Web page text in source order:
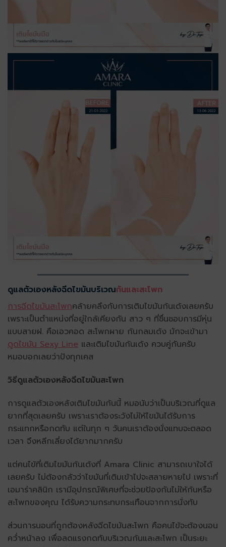
ดูแลตัวเองหลังฉีดไขมันบริเวณก้นและสะโพก
การฉีดไขมันสะโพกคล้ายคลึงกับการเติมไขมันก้นเด้งเลยครับ
เพราะเป็นตำแหน่งที่อยู่ใกล้เคียงกัน สาว ๆ ที่ชื่นชอบการมีหุ่น
แบบสายฝ. คือเอวคอด สะโพกผาย ก้นกลมเด้ง มักจะเข้ามา
ดูดไขมัน Sexy Line และเติมไขมันก้นเด้ง ควบคู่กันครับ
หมอบอกเลยว่าปังทุกเคส
วิธีดูแลตัวเองหลังฉีดไขมันสะโพก
การดูแลตัวเองหลังเติมไขมันก้นนี้ หมอนับว่าเป็นบริเวณที่ดูแล
ยากที่สุดเลยครับ เพราะเราต้องระวังไม่ให้ไขมันได้รับการ
กระแทกหรือกดทับ แต่ในทุก ๆ วันคนเราต้องนั่งแทบจะตลอด
เวลา จึงหลีกเลี่ยงได้ยากมากครับ
แต่คนไข้ที่เติมไขมันก้นเด้งที่ Amara Clinic สามารถเบาใจได้
เลยครับ ไม่ต้องกลัวว่าไขมันที่เติมเข้าไปจะสลายหายไป เพราะที่
เอมาร่าคลินิก เรามีอุปกรณ์พิเศษที่จะช่วยป้องกันไม่ให้ก้นหรือ
สะโพกของคุณ ได้รับความกระทบกระเทือนจากการนั่งทับ
ส่วนการนอนที่ถูกต้องหลังฉีดไขมันสะโพก คือคนไข้จะต้องนอน
คว่ำหน้าลง เพื่อลดแรงกดทับบริเวณก้นและสะโพก เป็นระยะ